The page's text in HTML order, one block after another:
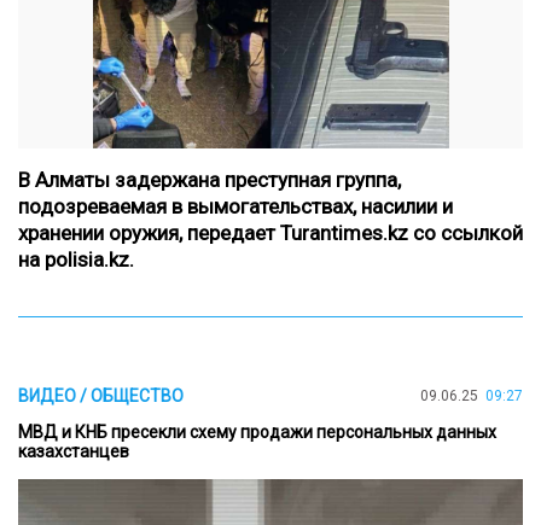
В Алматы задержана преступная группа,
подозреваемая в вымогательствах, насилии и
хранении оружия, передает Turantimes.kz со ссылкой
на polisia.kz.
ВИДЕО / ОБЩЕСТВО 09.06.25 09:27
МВД и КНБ пресекли схему продажи персональных данных
казахстанцев